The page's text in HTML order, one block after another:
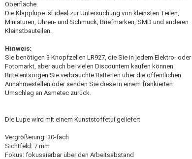
Oberfläche.
Die Klapplupe ist ideal zur Untersuchung von kleinsten Teilen,
Miniaturen, Uhren- und Schmuck, Briefmarken, SMD und anderen
Kleinstbauteilen.
Hinweis:
Sie benötigen 3 Knopfzellen LR927, die Sie in jedem Elektro- oder
Fotomarkt, aber auch bei vielen Discountern kaufen können.
Bitte entsorgen Sie verbrauchte Batterien über die öffentlichen
Annahmestellen oder senden Sie diese in einem frankierten
Umschlag an Asmetec zurück.
Die Lupe wird mit einem Kunststoffetui geliefert
Vergrößerung: 30-fach
Sichtfeld: 7 mm
Fokus: fokussierbar über den Arbeitsabstand